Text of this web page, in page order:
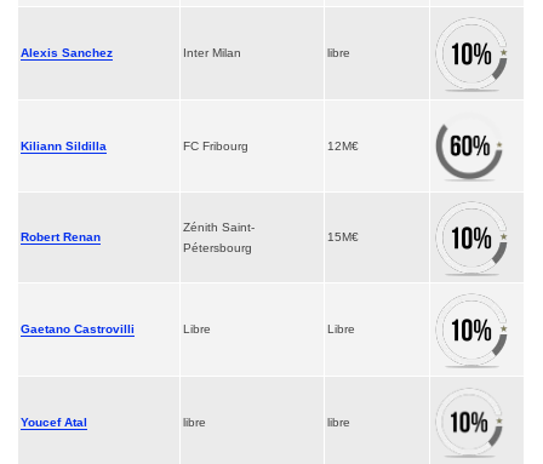
Alexis Sanchez Inter Milan libre
Kiliann Sildilla FC Fribourg 12M€
Robert Renan
Zénith Saint-
Pétersbourg
15M€
Gaetano Castrovilli Libre Libre
Youcef Atal libre libre